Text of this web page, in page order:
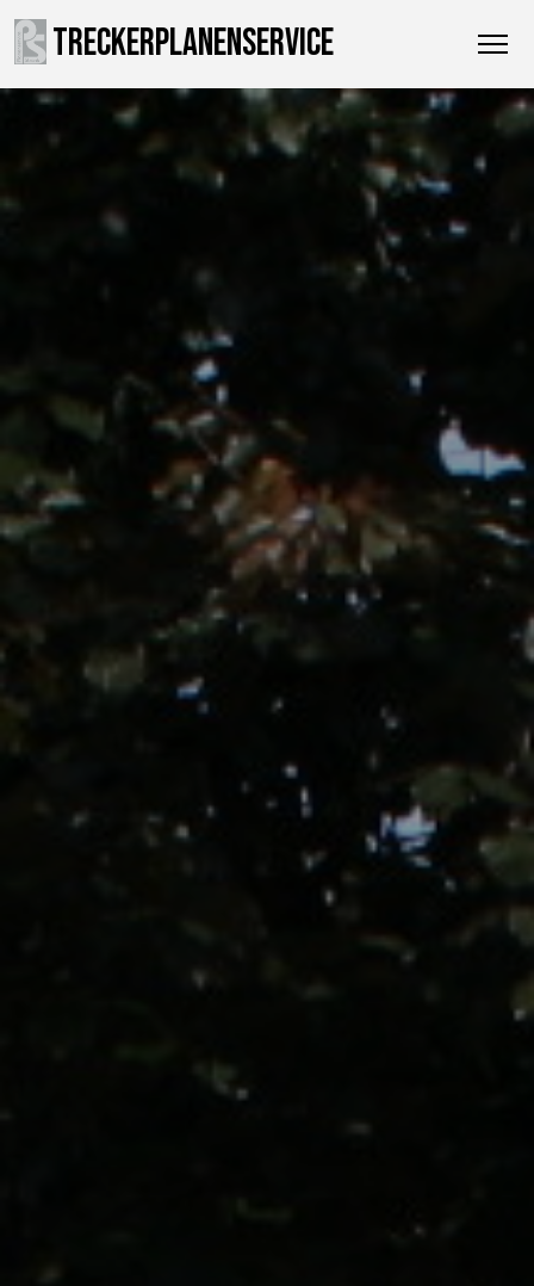
TRECKERPLANENSERVICE